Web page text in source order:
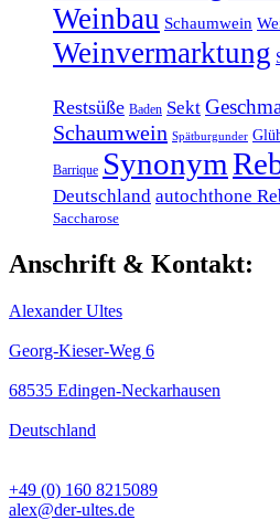
Weinbau Schaumwein
Weinvermarktung
Restsüße Baden Sekt
Schaumwein Spätburgunder
Barrique Synonym
Deutschland autochthone
Saccharose
Anschrift & Kontakt:
Alexander Ultes
Georg-Kieser-Weg 6
68535 Edingen-Neckarhausen
Deutschland
+49 (0) 160 8215089
alex@der-ultes.de